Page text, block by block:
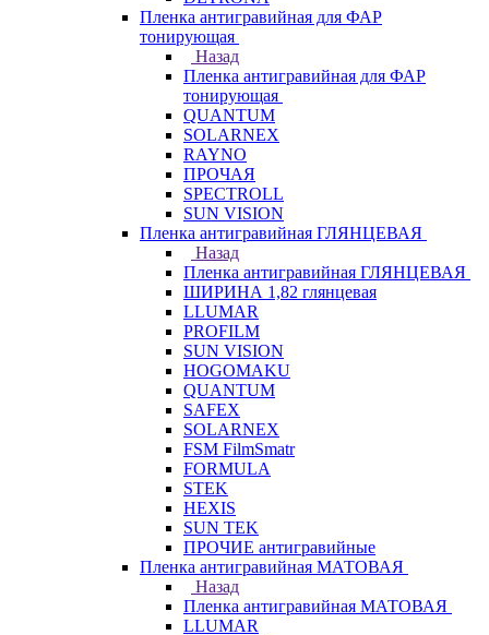
Пленка антигравийная для ФАР
тонирующая
Назад
Пленка антигравийная для ФАР
тонирующая
QUANTUM
SOLARNEX
RAYNO
ПРОЧАЯ
SPECTROLL
SUN VISION
Пленка антигравийная ГЛЯНЦЕВАЯ
Назад
Пленка антигравийная ГЛЯНЦЕВАЯ
ШИРИНА 1,82 глянцевая
LLUMAR
PROFILM
SUN VISION
HOGOMAKU
QUANTUM
SAFEX
SOLARNEX
FSM FilmSmatr
FORMULA
STEK
HEXIS
SUN TEK
ПРОЧИЕ антигравийные
Пленка антигравийная МАТОВАЯ
Назад
Пленка антигравийная МАТОВАЯ
LLUMAR